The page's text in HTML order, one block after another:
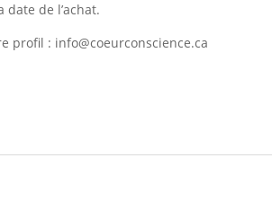
de l’achat.
profil : info@coeurconscience.ca